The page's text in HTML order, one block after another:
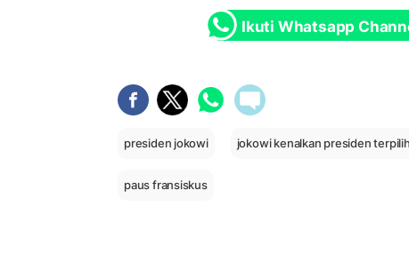
Ikuti Whatsapp
presiden jokowi jokowi kenalkan presiden terpilih
paus fransiskus